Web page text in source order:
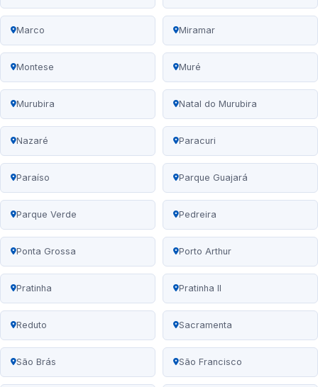
Marco Miramar
Montese Muré
Murubira Natal do Murubira
Nazaré Paracuri
Paraíso Parque Guajará
Parque Verde Pedreira
Ponta Grossa Porto Arthur
Pratinha Pratinha II
Reduto Sacramenta
São Brás São Francisco